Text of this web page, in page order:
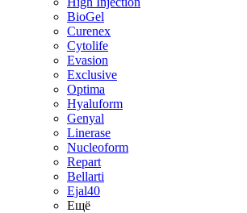
BioGel
Curenex
Cytolife
Evasion
Exclusive
Optima
Hyaluform
Genyal
Linerase
Nucleoform
Repart
Bellarti
Ejal40
Ещё